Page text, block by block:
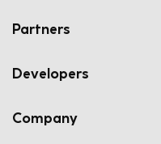
Partners
Developers
Company